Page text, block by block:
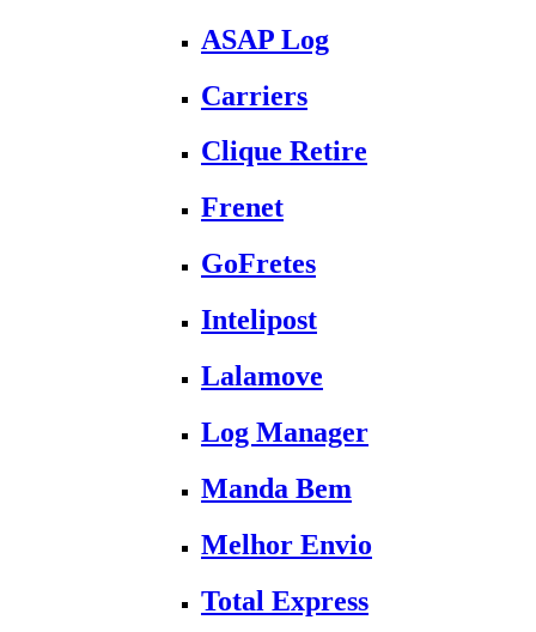
ASAP Log
Carriers
Clique Retire
Frenet
GoFretes
Intelipost
Lalamove
Log Manager
Manda Bem
Melhor Envio
Total Express